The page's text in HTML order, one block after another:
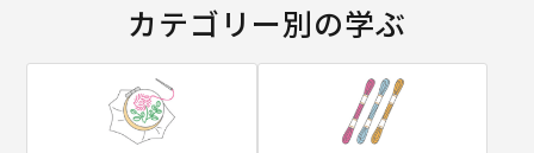
カテゴリー別の学ぶ